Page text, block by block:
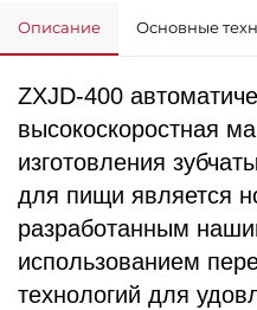
Описание Основные
ZXJD-400
высокоскоростная
изготовления
для пищи является
разработанным
использованием
технологий для